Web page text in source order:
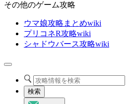
その他のゲーム攻略
ウマ娘攻略まとめwiki
プリコネR攻略wiki
シャドウバース攻略wiki
検索